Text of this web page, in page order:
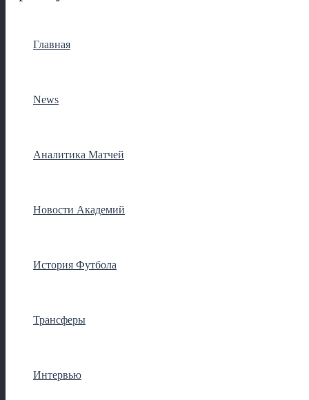
Главная
News
Аналитика Матчей
Новости Академий
История Футбола
Трансферы
Интервью